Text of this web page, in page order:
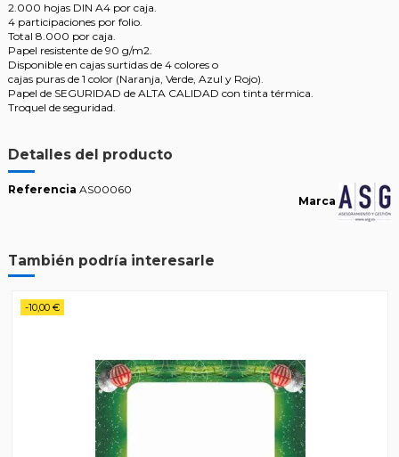
2.000 hojas DIN A4 por caja.
4 participaciones por folio.
Total 8.000 por caja.
Papel resistente de 90 g/m2.
Disponible en cajas surtidas de 4 colores o
cajas puras de 1 color (Naranja, Verde, Azul y Rojo).
Papel de SEGURIDAD de ALTA CALIDAD con tinta térmica.
Troquel de seguridad.
Detalles del producto
Marca
Referencia AS00060
También podría interesarle
-10,00 €